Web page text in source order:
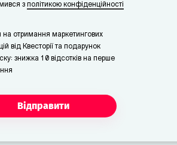
з політикою конфіденційності
на отримання маркетингових
від Квесторії та подарунок
знижка 10 відсотків на перше
Відправити